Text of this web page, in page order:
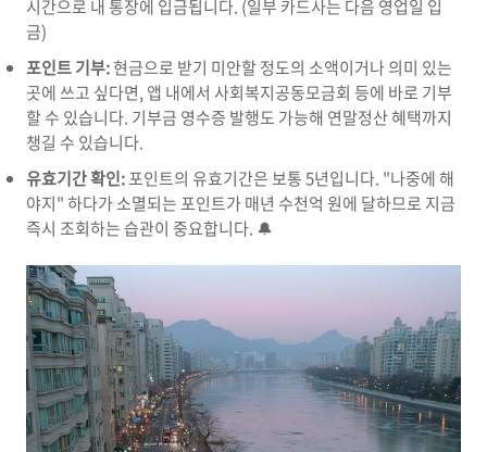
시간으로 내 통장에 입금됩니다. (일부 카드사는 다음 영업일 입
금)
포인트 기부:현금으로 받기 미안할 정도의 소액이거나 의미 있는
곳에 쓰고 싶다면, 앱 내에서 사회복지공동모금회 등에 바로 기부
할 수 있습니다. 기부금 영수증 발행도 가능해 연말정산 혜택까지
챙길 수 있습니다.
유효기간 확인:포인트의 유효기간은 보통 5년입니다. "나중에 해
야지" 하다가 소멸되는 포인트가 매년 수천억 원에 달하므로 지금
즉시 조회하는 습관이 중요합니다. 🔔